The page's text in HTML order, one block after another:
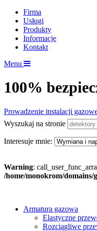
Firma
Usługi
Produkty
Informacje
Kontakt
Menu
100%
Prowadzenie instalacji
Wyszukaj na stronie
Interesuje mnie:
Warning:
/home/monokrom/
Armatura gazowa
Elastyczne
Rozciągliwe